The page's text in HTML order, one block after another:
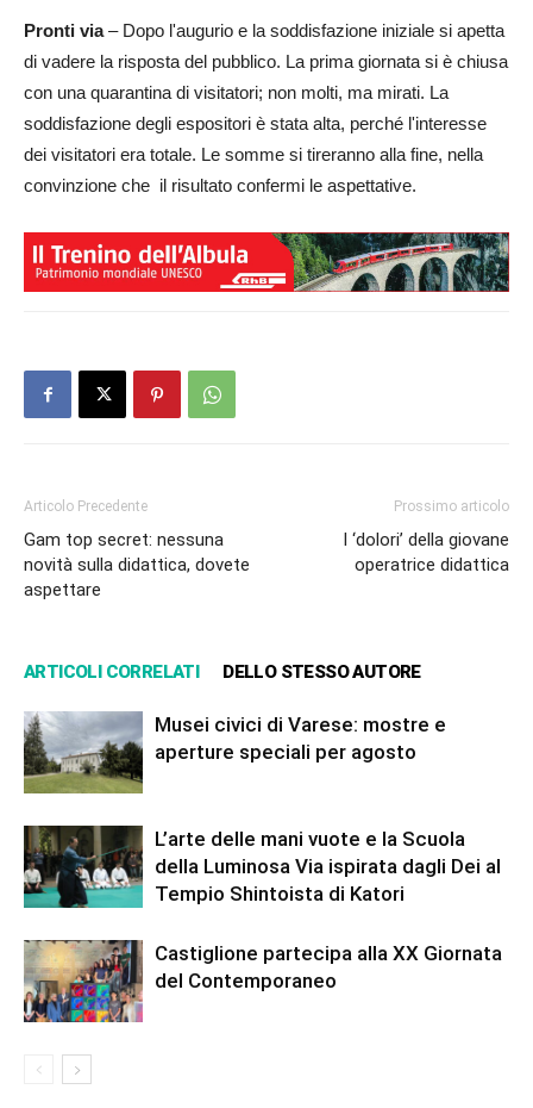
Pronti via– Dopo l'augurio e la soddisfazione iniziale si apetta
di vadere la risposta del pubblico. La prima giornata si è chiusa
con una quarantina di visitatori; non molti, ma mirati. La
soddisfazione degli espositori è stata alta, perché l'interesse
dei visitatori era totale. Le somme si tireranno alla fine, nella
convinzione che il risultato confermi le aspettative.
Articolo Precedente
Gam top secret: nessuna
novità sulla didattica, dovete
aspettare
Prossimo articolo
I ‘dolori’ della giovane
operatrice didattica
ARTICOLI CORRELATI DELLO STESSO AUTORE
Musei civici di Varese: mostre e
aperture speciali per agosto
L’arte delle mani vuote e la Scuola
della Luminosa Via ispirata dagli Dei al
Tempio Shintoista di Katori
Castiglione partecipa alla XX Giornata
del Contemporaneo